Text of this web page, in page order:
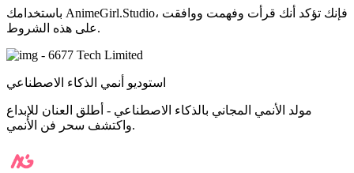
باستخدامك AnimeGirl.Studio، فإنك تؤكد أنك قرأت وفهمت ووافقت
على هذه الشروط.
- 6677 Tech Limited
استوديو أنمي الذكاء الاصطناعي
مولد الأنمي المجاني بالذكاء الاصطناعي - أطلق العنان للإبداع
واكتشف سحر فن الأنمي.